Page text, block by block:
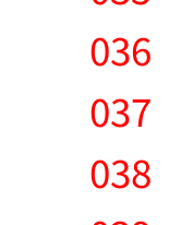
036
037
038